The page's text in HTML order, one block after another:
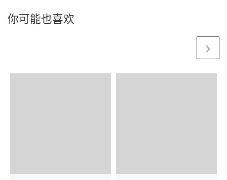
你可能也喜欢